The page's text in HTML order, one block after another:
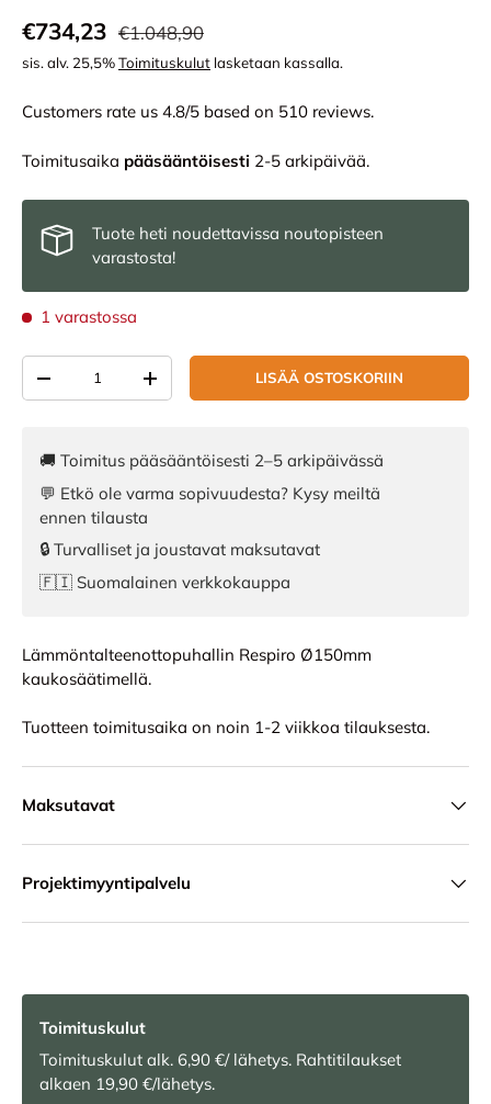
Alennushinta
€734,23 Normaali hinta
€1.048,90
sis. alv. 25,5%Toimituskulut lasketaan kassalla.
Customers rate us 4.8/5 based on 510 reviews.
Toimitusaika pääsääntöisesti 2-5 arkipäivää.
Tuote heti noudettavissa noutopisteen
varastosta!
1 varastossa
VÄHENNÄ MÄÄRÄÄLISÄÄ MÄÄRÄÄLISÄÄ OSTOSKORIIN
🚚 Toimitus pääsääntöisesti 2–5 arkipäivässä
💬 Etkö ole varma sopivuudesta? Kysy meiltä
ennen tilausta
🔒 Turvalliset ja joustavat maksutavat
🇫🇮 Suomalainen verkkokauppa
Lämmöntalteenottopuhallin Respiro Ø150mm
kaukosäätimellä.
Tuotteen toimitusaika on noin 1-2 viikkoa tilauksesta.
Maksutavat
Projektimyyntipalvelu
Toimituskulut
Toimituskulut alk. 6,90 €/ lähetys. Rahtitilaukset
alkaen 19,90 €/lähetys.